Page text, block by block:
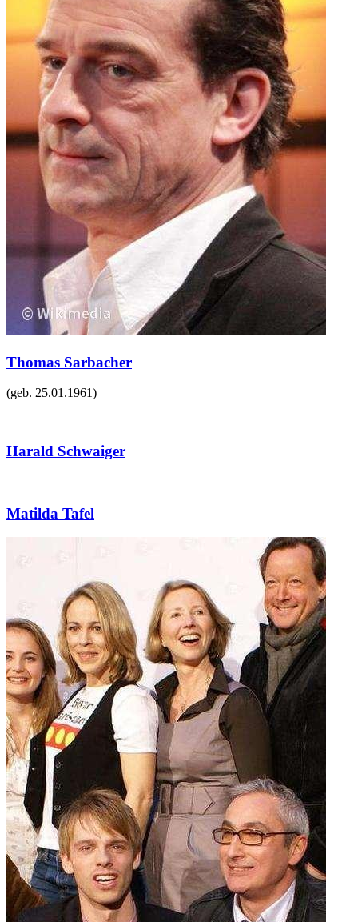
Thomas Sarbacher
(geb. 25.01.1961)
Harald Schwaiger
Matilda Tafel